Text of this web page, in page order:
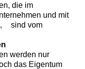
die im
und mit
sind vom
werden nur
das Eigentum